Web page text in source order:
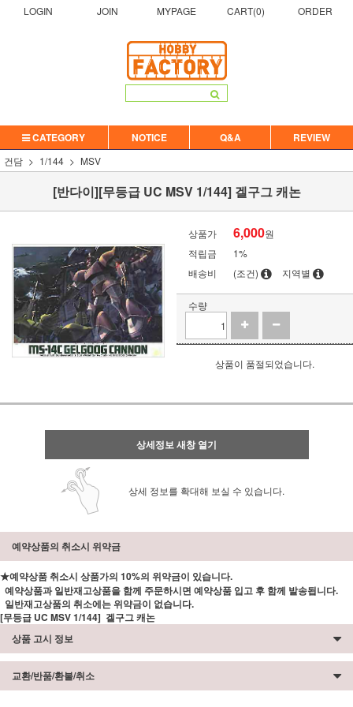
LOGIN JOIN MYPAGE CART(0) ORDER
CATEGORY NOTICE Q&A REVIEW
건담 1/144 MSV
[반다이][무등급 UC MSV 1/144] 겔구그 캐논
상품가 6,000원
적립금
1%
배송비
(조건) 지역별
수량
상품이 품절되었습니다.
상세정보 새창 열기
상세 정보를 확대해 보실 수 있습니다.
예약상품의 취소시 위약금
★예약상품 취소시 상품가의 10%의 위약금이 있습니다.
예약상품과 일반재고상품을 함께 주문하시면 예약상품 입고 후 함께 발송됩니다.
일반재고상품의 취소에는 위약금이 없습니다.
[무등급 UC MSV 1/144] 겔구그 캐논
상품 고시 정보
교환/반품/환불/취소